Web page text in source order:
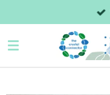
direct
naar